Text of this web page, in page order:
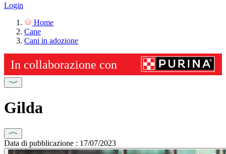
Login
Home
Cane
Cani in adozione
Gilda
Data di pubblicazione : 17/07/2023